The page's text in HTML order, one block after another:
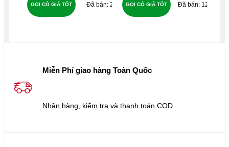
22
GỌI CÓ GIÁ TỐT 123
GỌI CÓ GIÁ TỐT
Miễn Phí giao hàng Toàn Quốc
Nhận hàng, kiểm tra và thanh toán COD